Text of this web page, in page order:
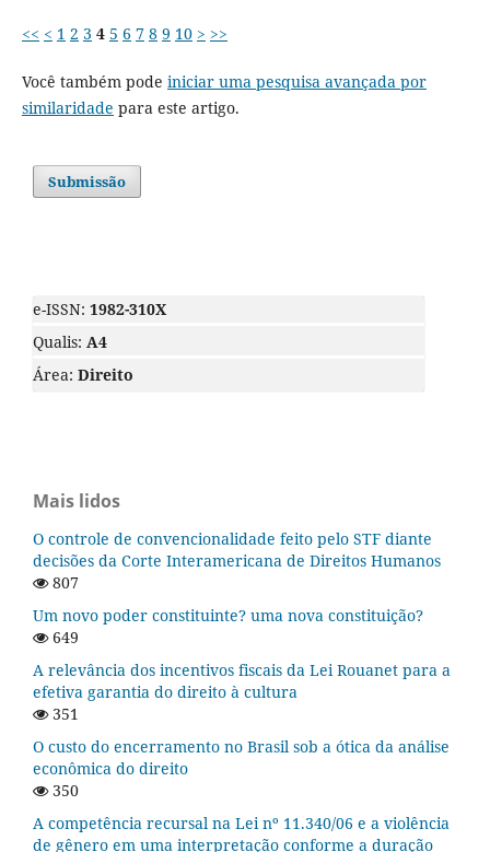
<< < 1 2 3 4 5 6 7 8 9 10 > >>
Você também pode iniciar uma pesquisa avançada por
similaridade para este artigo.
Submissão
e-ISSN: 1982-310X
Qualis: A4
Área: Direito
Mais lidos
O controle de convencionalidade feito pelo STF diante
decisões da Corte Interamericana de Direitos Humanos
807
Um novo poder constituinte? uma nova constituição?
649
A relevância dos incentivos fiscais da Lei Rouanet para a
efetiva garantia do direito à cultura
351
O custo do encerramento no Brasil sob a ótica da análise
econômica do direito
350
A competência recursal na Lei nº 11.340/06 e a violência
de gênero em uma interpretação conforme a duração